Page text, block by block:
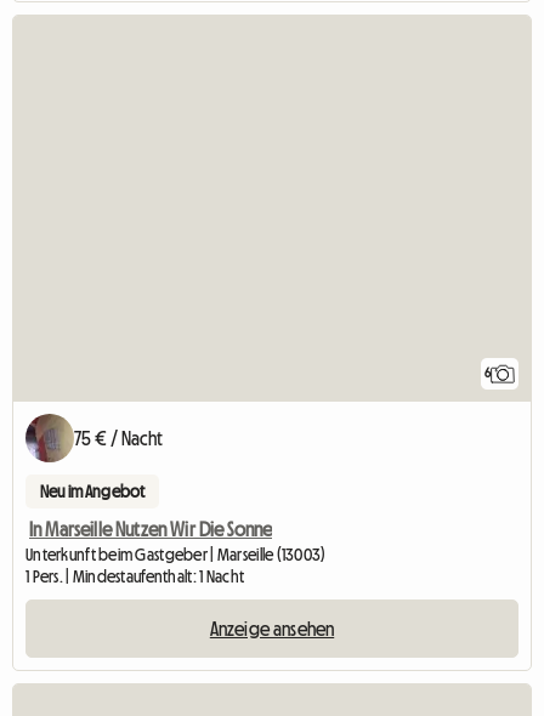
6
75 € / Nacht
Neu im Angebot
In Marseille Nutzen Wir Die Sonne
Unterkunft beim Gastgeber | Marseille (13003)
1 Pers. | Mindestaufenthalt: 1 Nacht
Anzeige ansehen